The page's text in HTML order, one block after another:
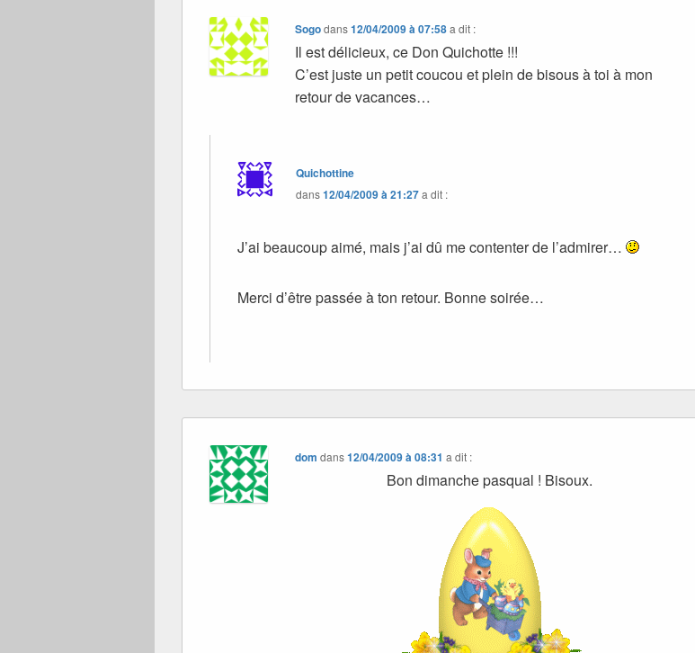
Sogodans12/04/2009 à 07:58a dit :
Il est délicieux, ce Don Quichotte !!!
C’est juste un petit coucou et plein de bisous à toi à mon
retour de vacances…
Quichottine
dans12/04/2009 à 21:27a dit :
J’ai beaucoup aimé, mais j’ai dû me contenter de l’admirer…
Merci d’être passée à ton retour. Bonne soirée…
dom dans12/04/2009 à 08:31 a dit :
Bon dimanche pasqual ! Bisoux.